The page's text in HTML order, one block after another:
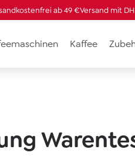
ab 49 €Versand mit
Kaffee